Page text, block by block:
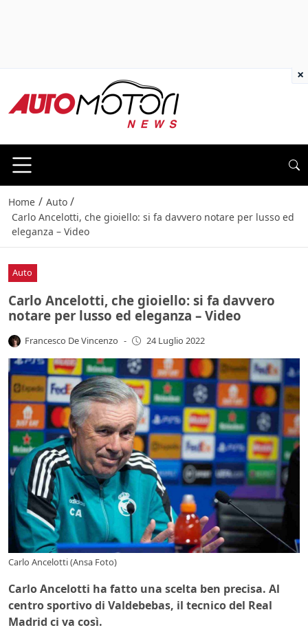
Home / Auto /
Carlo Ancelotti, che gioiello: si fa davvero notare per lusso ed
eleganza – Video
Auto
Carlo Ancelotti, che gioiello: si fa davvero
notare per lusso ed eleganza – Video
Francesco De Vincenzo - 24 Luglio 2022
Carlo Ancelotti (Ansa Foto)
Carlo Ancelotti ha fatto una scelta ben precisa. Al
centro sportivo di Valdebebas, il tecnico del Real
Madrid ci va così.
×